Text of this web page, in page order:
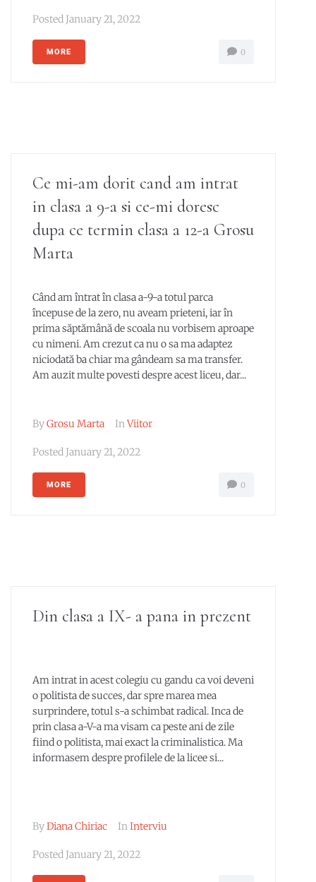
Posted January 21, 2022
MORE 0
Ce mi-am dorit cand am intrat
in clasa a 9-a si ce-mi doresc
dupa ce termin clasa a 12-a Grosu
Marta
Când am întrat în clasa a-9-a totul parca
începuse de la zero, nu aveam prieteni, iar în
prima săptămână de scoala nu vorbisem aproape
cu nimeni. Am crezut ca nu o sa ma adaptez
niciodată ba chiar ma gândeam sa ma transfer.
Am auzit multe povesti despre acest liceu, dar...
ByGrosu Marta InViitor
Posted January 21, 2022
MORE 0
Din clasa a IX- a pana in prezent
Am intrat in acest colegiu cu gandu ca voi deveni
o politista de succes, dar spre marea mea
surprindere, totul s-a schimbat radical. Inca de
prin clasa a-V-a ma visam ca peste ani de zile
fiind o politista, mai exact la criminalistica. Ma
informasem despre profilele de la licee si...
ByDiana Chiriac InInterviu
Posted January 21, 2022